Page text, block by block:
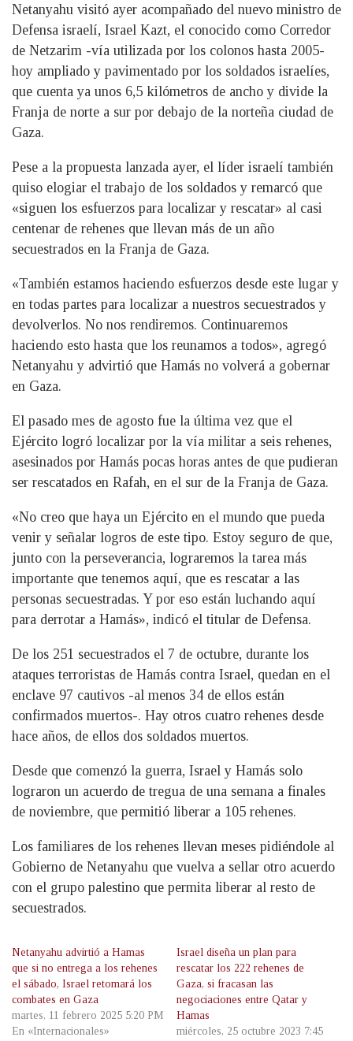
Netanyahu visitó ayer acompañado del nuevo ministro de
Defensa israelí, Israel Kazt, el conocido como Corredor
de Netzarim -vía utilizada por los colonos hasta 2005-
hoy ampliado y pavimentado por los soldados israelíes,
que cuenta ya unos 6,5 kilómetros de ancho y divide la
Franja de norte a sur por debajo de la norteña ciudad de
Gaza.
Pese a la propuesta lanzada ayer, el líder israelí también
quiso elogiar el trabajo de los soldados y remarcó que
«siguen los esfuerzos para localizar y rescatar» al casi
centenar de rehenes que llevan más de un año
secuestrados en la Franja de Gaza.
«También estamos haciendo esfuerzos desde este lugar y
en todas partes para localizar a nuestros secuestrados y
devolverlos. No nos rendiremos. Continuaremos
haciendo esto hasta que los reunamos a todos», agregó
Netanyahu y advirtió que Hamás no volverá a gobernar
en Gaza.
El pasado mes de agosto fue la última vez que el
Ejército logró localizar por la vía militar a seis rehenes,
asesinados por Hamás pocas horas antes de que pudieran
ser rescatados en Rafah, en el sur de la Franja de Gaza.
«No creo que haya un Ejército en el mundo que pueda
venir y señalar logros de este tipo. Estoy seguro de que,
junto con la perseverancia, lograremos la tarea más
importante que tenemos aquí, que es rescatar a las
personas secuestradas. Y por eso están luchando aquí
para derrotar a Hamás», indicó el titular de Defensa.
De los 251 secuestrados el 7 de octubre, durante los
ataques terroristas de Hamás contra Israel, quedan en el
enclave 97 cautivos -al menos 34 de ellos están
confirmados muertos-. Hay otros cuatro rehenes desde
hace años, de ellos dos soldados muertos.
Desde que comenzó la guerra, Israel y Hamás solo
lograron un acuerdo de tregua de una semana a finales
de noviembre, que permitió liberar a 105 rehenes.
Los familiares de los rehenes llevan meses pidiéndole al
Gobierno de Netanyahu que vuelva a sellar otro acuerdo
con el grupo palestino que permita liberar al resto de
secuestrados.
Netanyahu advirtió a Hamas
que si no entrega a los rehenes
el sábado, Israel retomará los
combates en Gaza
martes, 11 febrero 2025 5:20 PM
En «Internacionales»
Israel diseña un plan para
rescatar los 222 rehenes de
Gaza, si fracasan las
negociaciones entre Qatar y
Hamas
miércoles, 25 octubre 2023 7:45